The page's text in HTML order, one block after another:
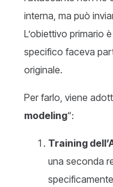
interna, ma può
L’obiettivo primario
specifico faceva
originale.
Per farlo, viene
modeling“:
Training
una seconda